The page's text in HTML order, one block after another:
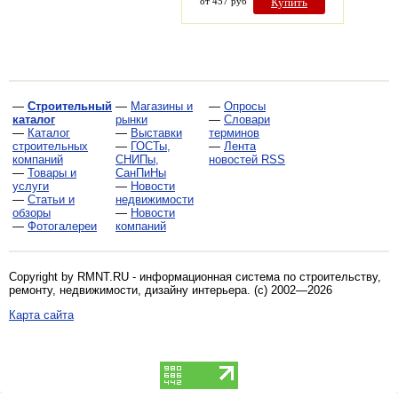
— Строительный
каталог
— Каталог
строительных
компаний
— Товары и
услуги
— Статьи и
обзоры
— Фотогалереи
— Магазины и
рынки
— Выставки
— ГОСТы,
СНИПы,
СанПиНы
— Новости
недвижимости
— Новости
компаний
— Опросы
— Словари
терминов
— Лента
новостей RSS
Copyright by RMNT.RU - информационная система по строительству,
ремонту, недвижимости, дизайну интерьера. (c) 2002—2026
Карта сайта